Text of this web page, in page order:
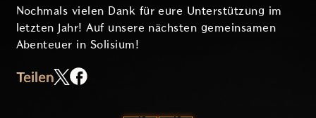
Nochmals vielen Dank für eure Unterstützung im
letzten Jahr! Auf unsere nächsten gemeinsamen
Abenteuer in Solisium!
Teilen